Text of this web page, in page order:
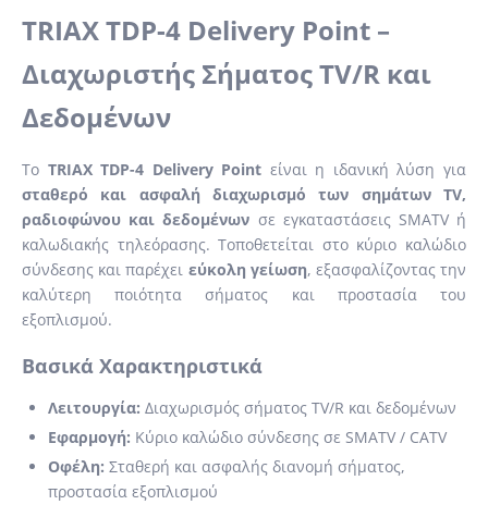
TRIAX TDP-4 Delivery Point –
Διαχωριστής Σήματος TV/R και
Δεδομένων
Το TRIAX TDP-4 Delivery Point είναι η ιδανική λύση για
σταθερό και ασφαλή διαχωρισμό των σημάτων TV,
ραδιοφώνου και δεδομένων σε εγκαταστάσεις SMATV ή
καλωδιακής τηλεόρασης. Τοποθετείται στο κύριο καλώδιο
σύνδεσης και παρέχει εύκολη γείωση, εξασφαλίζοντας την
καλύτερη ποιότητα σήματος και προστασία του
εξοπλισμού.
Βασικά Χαρακτηριστικά
Λειτουργία: Διαχωρισμός σήματος TV/R και δεδομένων
Εφαρμογή: Κύριο καλώδιο σύνδεσης σε SMATV / CATV
Οφέλη: Σταθερή και ασφαλής διανομή σήματος,
προστασία εξοπλισμού